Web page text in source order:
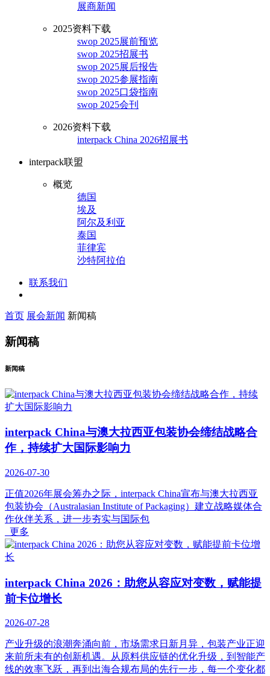
展商新闻
2025资料下载
swop 2025展前预览
swop 2025招展书
swop 2025展后报告
swop 2025参展指南
swop 2025口袋指南
swop 2025会刊
2026资料下载
interpack China 2026招展书
interpack联盟
概览
德国
埃及
阿尔及利亚
泰国
菲律宾
沙特阿拉伯
联系我们
首页 展会新闻 新闻稿
新闻稿
新闻稿
interpack China与澳大拉西亚包装协会缔结战略合
作，持续扩大国际影响力
2026-07-30
正值2026年展会筹办之际，interpack China宣布与澳大拉西亚
包装协会（Australasian Institute of Packaging）建立战略媒体合
作伙伴关系，进一步夯实与国际包
更多
interpack China 2026：助您从容应对变数，赋能提
前卡位增长
2026-07-28
产业升级的浪潮奔涌向前，市场需求日新月异，包装产业正迎
来前所未有的创新机遇。从原料供应链的优化升级，到智能产
线的效率飞跃，再到出海合规布局的先行一步，每一个变化都